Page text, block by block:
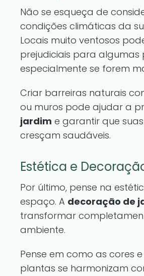
Não se esqueça de
condições climáticas da
Locais muito ventosos
prejudiciais para algumas
especialmente se forem
Criar barreiras naturais
ou muros pode ajudar a
jardim e garantir que
cresçam saudáveis.
Estética e
Por último, pense na
espaço. A decoração de
transformar
ambiente.
Pense em como as cores
plantas se harmonizam